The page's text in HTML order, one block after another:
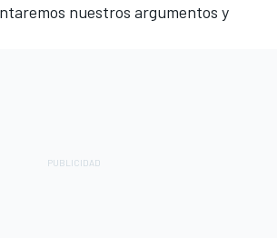
nuestros argumentos y